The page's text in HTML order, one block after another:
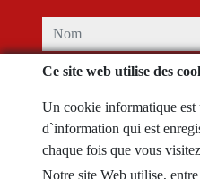
nom
téléphone
email
Je l'ai lu et accepté les
Ce site web utilise des
Un cookie informatique
d`information qui est
chaque fois que vous
Notre site Web utilise,